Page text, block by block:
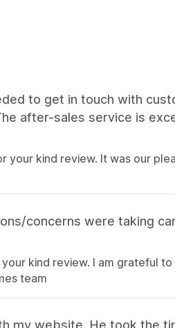
to get in touch with
after-sales service is
your kind review. It was our
concerns were taking
kind review. I am grateful
team
my website. He took the